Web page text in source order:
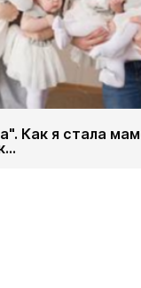
Как я стала